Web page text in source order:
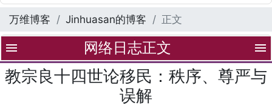
万维博客 Jinhuasan的博客 正文
menu 网络日志正文 menu
教宗良十四世论移民：秩序、尊严与
误解